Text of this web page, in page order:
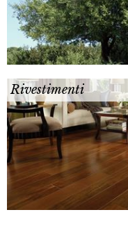
Rivestimenti